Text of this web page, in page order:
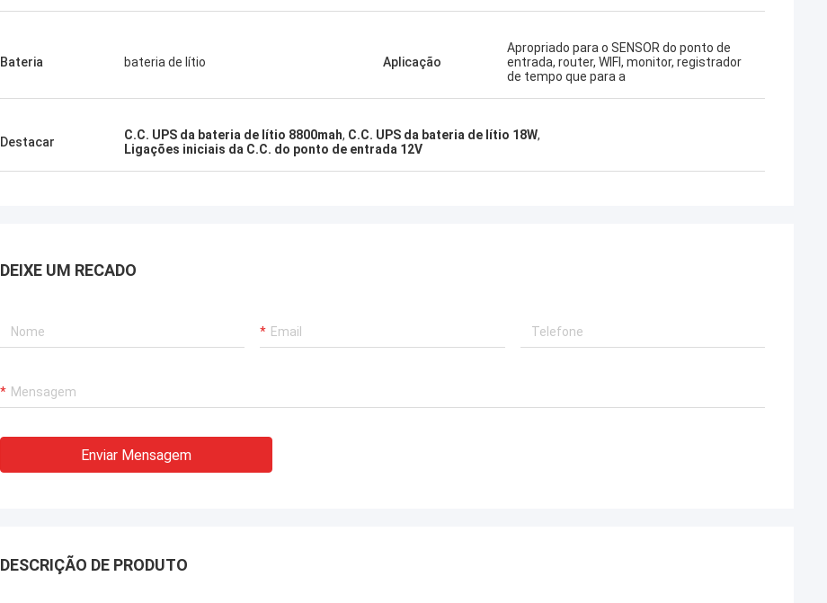
Bateria bateria de lítio Aplicação
Apropriado para o SENSOR do ponto de
entrada, router, WIFI, monitor, registrador
de tempo que para a
Destacar C.C. UPS da bateria de lítio 8800mah, C.C. UPS da bateria de lítio 18W,
Ligações iniciais da C.C. do ponto de entrada 12V
DEIXE UM RECADO
Enviar Mensagem
DESCRIÇÃO DE PRODUTO